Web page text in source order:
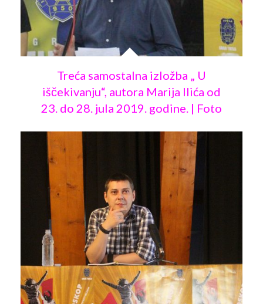
Treća samostalna izložba „ U
iščekivanju“, autora Marija Ilića od
23. do 28. jula 2019. godine. | Foto